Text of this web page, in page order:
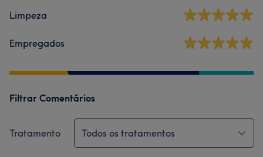
Limpeza
Empregados
Filtrar Comentários
Tratamento Todos os tratamentos